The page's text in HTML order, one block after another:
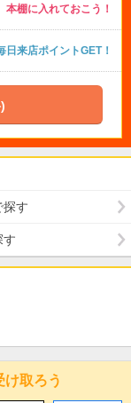
本棚に入れておこう！
日来店ポイントGET！
探す
す
け取ろう